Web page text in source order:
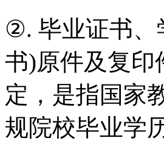
②. 毕业证书、
书)原件及复印
定，是指国家
规院校毕业学